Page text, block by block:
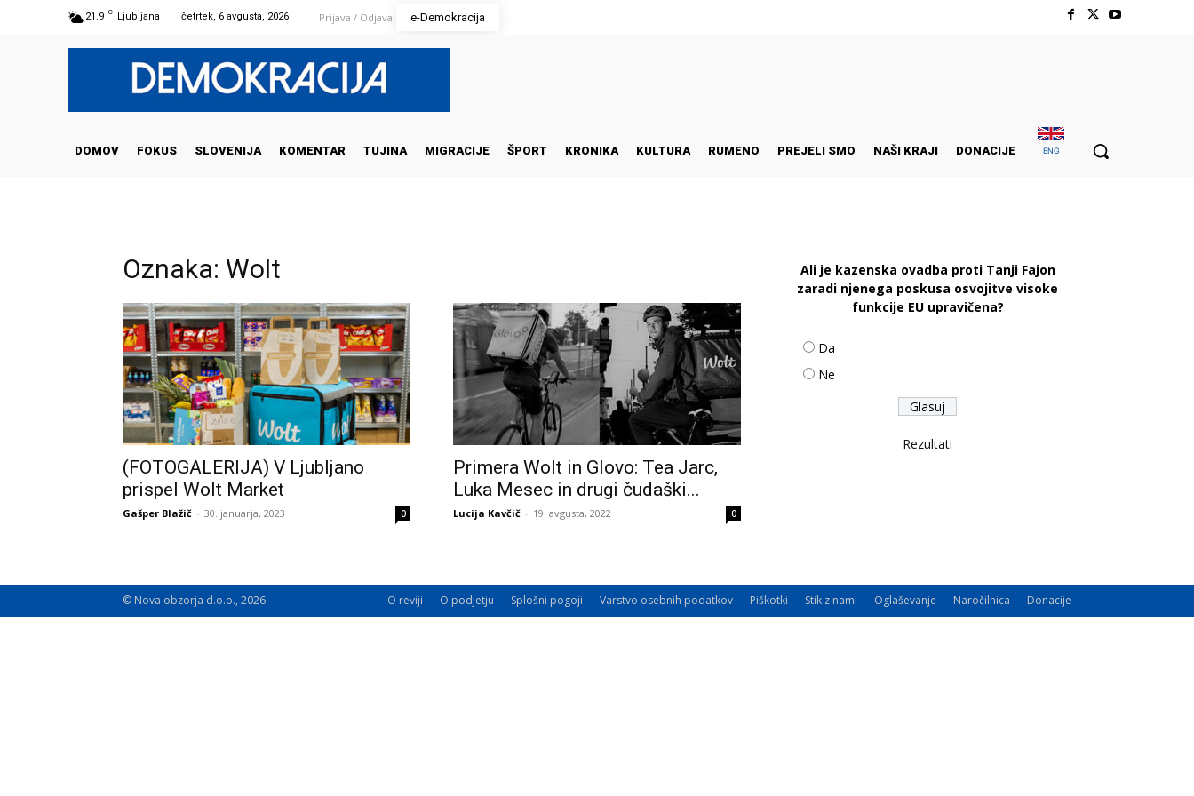
21.9 C Ljubljana četrtek, 6 avgusta, 2026 Prijava / Odjava e-Demokracija
DOMOV FOKUS SLOVENIJA KOMENTAR TUJINA MIGRACIJE ŠPORT KRONIKA KULTURA RUMENO PREJELI SMO NAŠI KRAJI DONACIJE ENG
Oznaka: Wolt
(FOTOGALERIJA) V Ljubljano
prispel Wolt Market
Gašper Blažič - 30. januarja, 2023 0
Primera Wolt in Glovo: Tea Jarc,
Luka Mesec in drugi čudaški...
Lucija Kavčič - 19. avgusta, 2022 0
Ali je kazenska ovadba proti Tanji Fajon
zaradi njenega poskusa osvojitve visoke
funkcije EU upravičena?
Da
Ne
Rezultati
O reviji O podjetju Splošni pogoji Varstvo osebnih podatkov Piškotki Stik z nami Oglaševanje Naročilnica Donacije
© Nova obzorja d.o.o., 2026